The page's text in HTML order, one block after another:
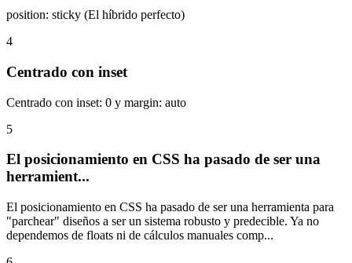
position: sticky (El híbrido perfecto)
4
Centrado con inset
Centrado con inset: 0 y margin: auto
5
El posicionamiento en CSS ha pasado de ser una
herramient...
El posicionamiento en CSS ha pasado de ser una herramienta para
"parchear" diseños a ser un sistema robusto y predecible. Ya no
dependemos de floats ni de cálculos manuales comp...